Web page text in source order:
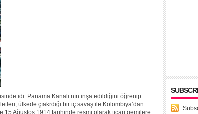
idi. Panama Kanalı’nın inşa edildiğini öğrenip
ülkede çıakrdığı bir iç savaş ile Kolombiya’dan
15 Ağustos 1914 tarihinde resmi olarak ticari gemilere